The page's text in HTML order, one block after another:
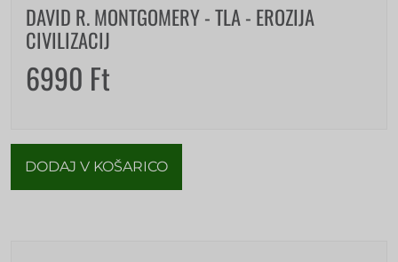
DAVID R. MONTGOMERY - TLA - EROZIJA
CIVILIZACIJ
6990 Ft
DODAJ V KOŠARICO